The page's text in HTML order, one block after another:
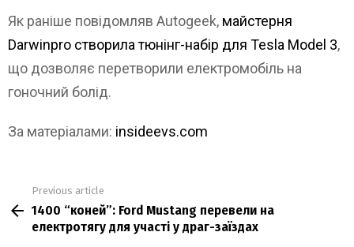
Як раніше повідомляв Autogeek, майстерня
Darwinpro створила тюнінг-набір для Tesla Model 3,
що дозволяє перетворили електромобіль на
гоночний болід.
За матеріалами: insideevs.com
more
Previous article
1400 “коней”: Ford Mustang перевели на
електротягу для участі у драг-заїздах